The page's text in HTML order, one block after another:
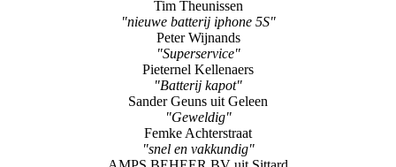
Pieternel Kellenaers
"Batterij kapot"
Sander Geuns uit Geleen
"Geweldig"
Femke Achterstraat
"snel en vakkundig"
AMPS BEHEER BV uit Sittard
"prima"
Joep Deumes
"prima service"